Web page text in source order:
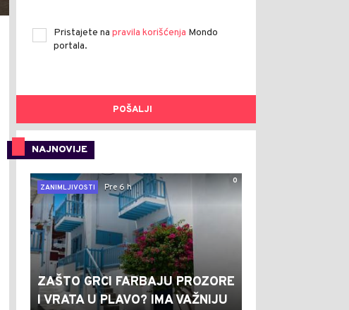
Pristajete na pravila korišćenja Mondo
portala.
POŠALJI
NAJNOVIJE
0
ZANIMLJIVOSTI
Pre 6 h
ZAŠTO GRCI FARBAJU PROZORE
I VRATA U PLAVO? IMA VAŽNIJU